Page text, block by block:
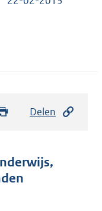
Delen